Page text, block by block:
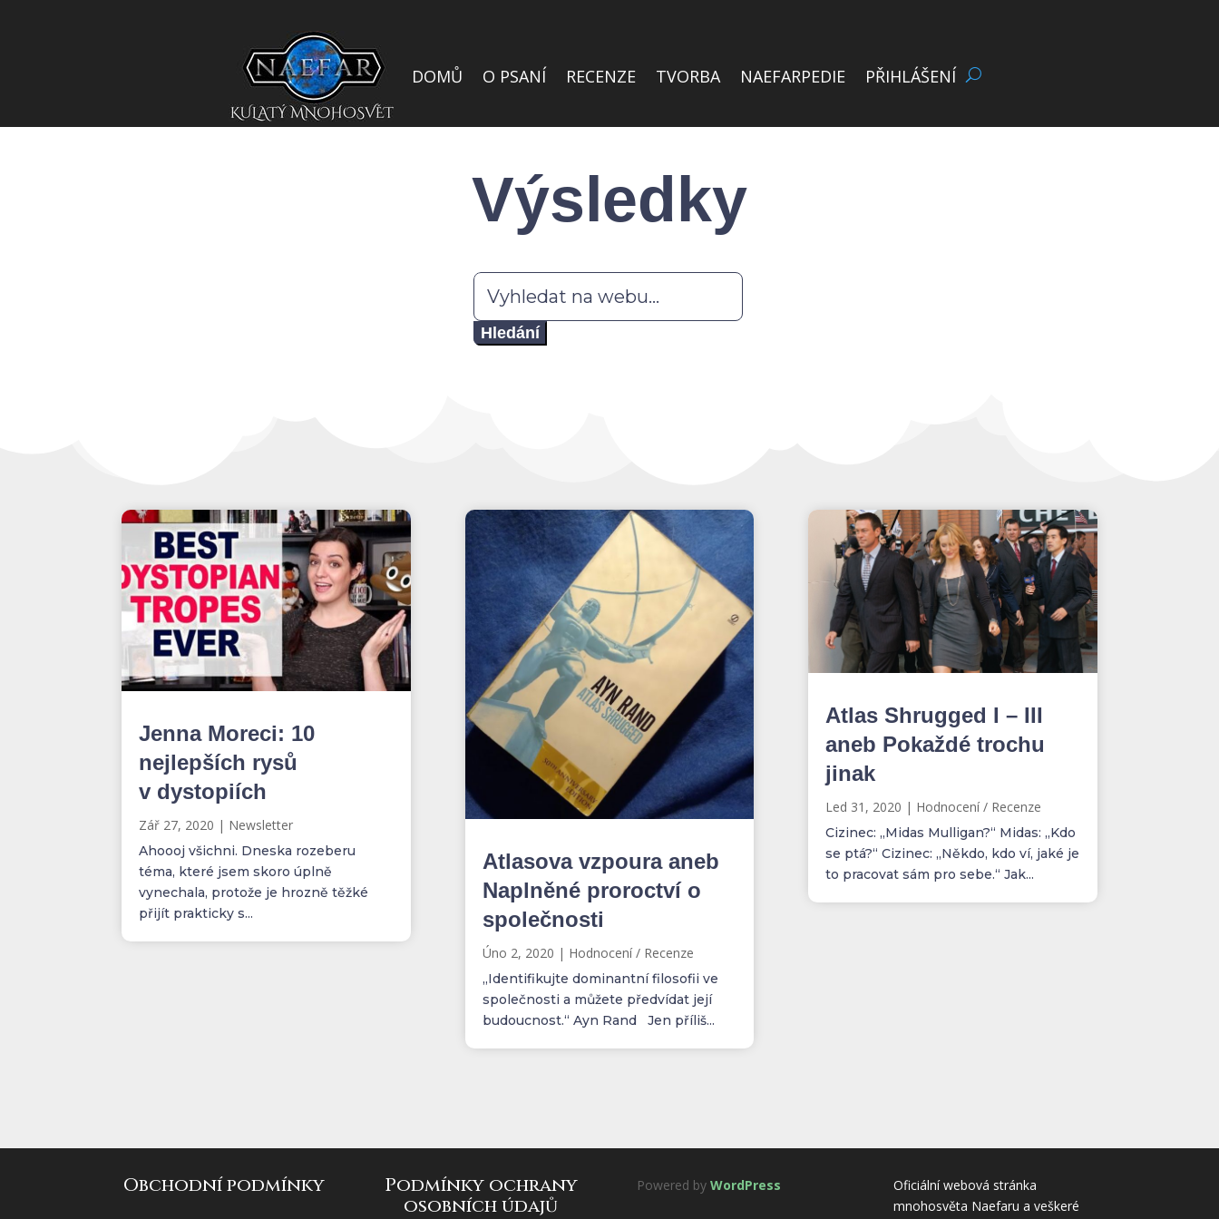
DOMŮ O PSANÍ RECENZE TVORBA NAEFARPEDIE PŘIHLÁŠENÍ
Výsledky
Hledat:
Jenna Moreci: 10
nejlepších rysů
v dystopiích
Zář 27, 2020 | Newsletter
Ahoooj všichni. Dneska rozeberu
téma, které jsem skoro úplně
vynechala, protože je hrozně těžké
přijít prakticky s...
Atlasova vzpoura aneb
Naplněné proroctví o
společnosti
Úno 2, 2020 | Hodnocení / Recenze
„Identifikujte dominantní filosofii ve
společnosti a můžete předvídat její
budoucnost.“ Ayn Rand Jen příliš...
Atlas Shrugged I – III
aneb Pokaždé trochu
jinak
Led 31, 2020 | Hodnocení / Recenze
Cizinec: „Midas Mulligan?“ Midas: „Kdo
se ptá?“ Cizinec: „Někdo, kdo ví, jaké je
to pracovat sám pro sebe.“ Jak...
Obchodní podmínky
Podmínky ochrany
osobních údajů
Powered by WordPress
Oficiální webová stránka
mnohosvěta Naefaru a veškeré